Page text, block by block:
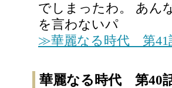
でしまったわ。 あん
を言わないパ
≫華麗なる時代 第41
華麗なる時代 第40